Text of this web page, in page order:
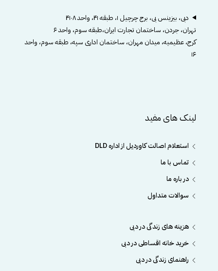
دبی، بیزینس بی، برج چرچیل ۱، طبقه ۴۱، واحد ۴۱۰۸
تهران، جردن، ساختمان تجارت ایران،طبقه سوم، واحد ۶
کرج، عظیمیه، میدان مهران، ساختمان اداری سپه، طبقه سوم، واحد
۱۶
لینک های مفید
استعلام اصالت کاوردیل از اداره DLD
تماس با ما
در باره ما
سوالات متداول
هزینه های زندگی در دبی
خرید خانه اقساطی در دبی
راهنمای زندگی در دبی